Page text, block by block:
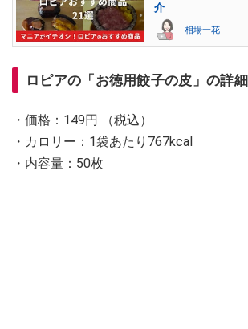
介
相場一花
ロピアの「お徳用餃子の皮」の詳細
・価格：149円 （税込）
・カロリー：1袋あたり767kcal
・内容量：50枚